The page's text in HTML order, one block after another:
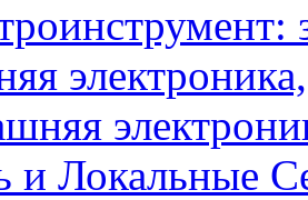
и Локальные